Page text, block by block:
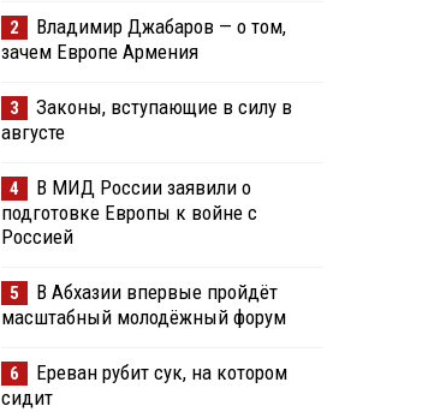
2
Владимир Джабаров — о том,
зачем Европе Армения
3
Законы, вступающие в силу в
августе
4
В МИД России заявили о
подготовке Европы к войне с
Россией
5
В Абхазии впервые пройдёт
масштабный молодёжный форум
6
Ереван рубит сук, на котором
сидит